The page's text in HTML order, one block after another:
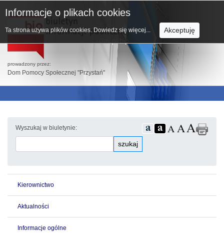
prowadzony przez:
Dom Pomocy Społecznej "Przystań"
Wyszukaj w biuletynie:
szukaj
Kierownictwo
Aktualności
Informacje ogólne
Informacje o plikach cookies
Ta strona używa plików cookies. Dowiedz się więcej... Akceptuję